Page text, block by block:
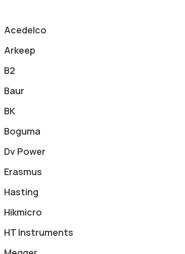
Acedelco
Arkeep
B2
Baur
BK
Boguma
Dv Power
Erasmus
Hasting
Hikmicro
HT Instruments